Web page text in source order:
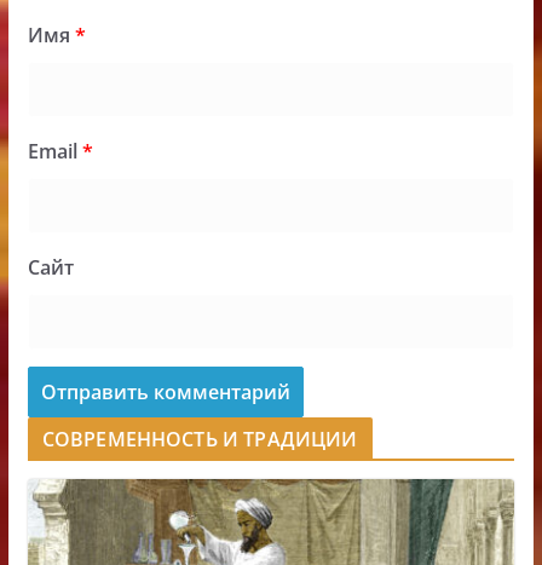
Имя *
Email*
Сайт
СОВРЕМЕННОСТЬ И ТРАДИЦИИ